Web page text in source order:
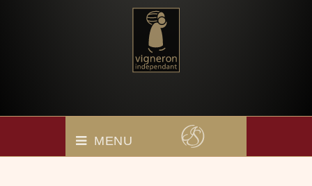
MENU